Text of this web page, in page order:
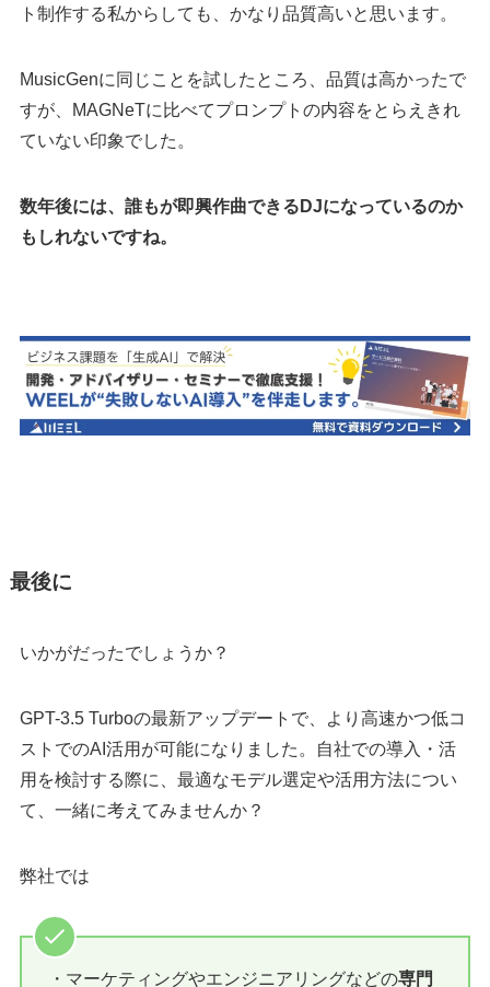
ト制作する私からしても、かなり品質高いと思います。
MusicGenに同じことを試したところ、品質は高かったで
すが、MAGNeTに比べてプロンプトの内容をとらえきれ
ていない印象でした。
数年後には、誰もが即興作曲できるDJになっているのか
もしれないですね。
最後に
いかがだったでしょうか？
GPT-3.5 Turboの最新アップデートで、より高速かつ低コ
ストでのAI活用が可能になりました。自社での導入・活
用を検討する際に、最適なモデル選定や活用方法につい
て、一緒に考えてみませんか？
弊社では
・マーケティングやエンジニアリングなどの専門